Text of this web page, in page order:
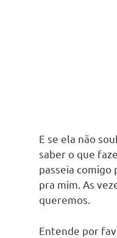
E se ela não
saber o que
passeia
pra mim. As
queremos.
Entende por